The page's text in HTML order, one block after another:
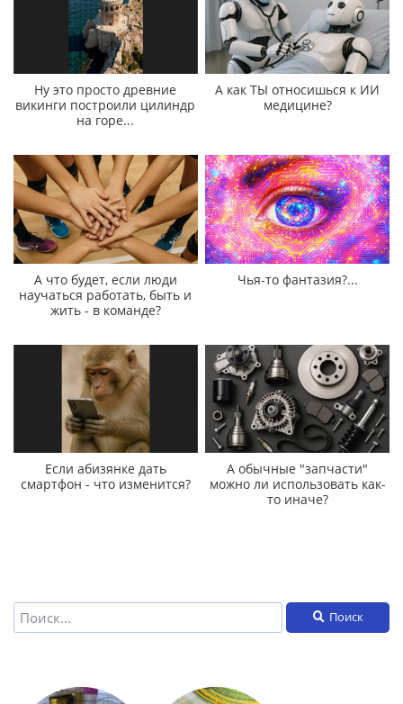
Ну это просто древние
викинги построили цилиндр
на горе...
А как ТЫ относишься к ИИ
медицине?
А что будет, если люди
научаться работать, быть и
жить - в команде?
Чья-то фантазия?...
Если абизянке дать
смартфон - что изменится?
А обычные "запчасти"
можно ли использовать как-
то иначе?
Поиск